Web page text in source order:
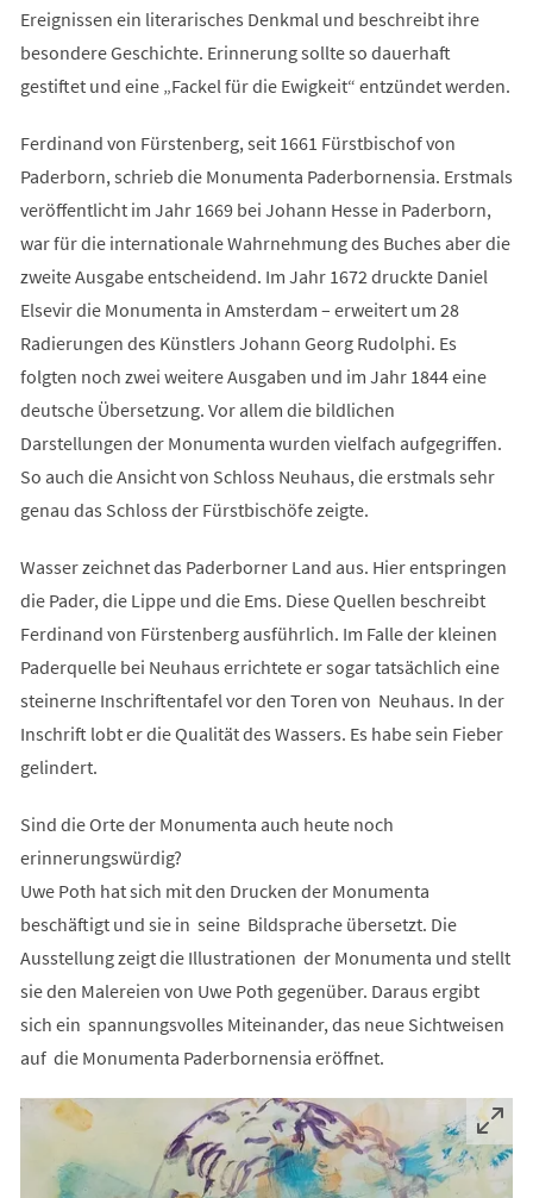
Ereignissen ein literarisches Denkmal und beschreibt ihre
besondere Geschichte. Erinnerung sollte so dauerhaft
gestiftet und eine „Fackel für die Ewigkeit“ entzündet werden.
Ferdinand von Fürstenberg, seit 1661 Fürstbischof von
Paderborn, schrieb die Monumenta Paderbornensia. Erstmals
veröffentlicht im Jahr 1669 bei Johann Hesse in Paderborn,
war für die internationale Wahrnehmung des Buches aber die
zweite Ausgabe entscheidend. Im Jahr 1672 druckte Daniel
Elsevir die Monumenta in Amsterdam – erweitert um 28
Radierungen des Künstlers Johann Georg Rudolphi. Es
folgten noch zwei weitere Ausgaben und im Jahr 1844 eine
deutsche Übersetzung. Vor allem die bildlichen
Darstellungen der Monumenta wurden vielfach aufgegriffen.
So auch die Ansicht von Schloss Neuhaus, die erstmals sehr
genau das Schloss der Fürstbischöfe zeigte.
Wasser zeichnet das Paderborner Land aus. Hier entspringen
die Pader, die Lippe und die Ems. Diese Quellen beschreibt
Ferdinand von Fürstenberg ausführlich. Im Falle der kleinen
Paderquelle bei Neuhaus errichtete er sogar tatsächlich eine
steinerne Inschriftentafel vor den Toren von Neuhaus. In der
Inschrift lobt er die Qualität des Wassers. Es habe sein Fieber
gelindert.
Sind die Orte der Monumenta auch heute noch
erinnerungswürdig?
Uwe Poth hat sich mit den Drucken der Monumenta
beschäftigt und sie in seine Bildsprache übersetzt. Die
Ausstellung zeigt die Illustrationen der Monumenta und stellt
sie den Malereien von Uwe Poth gegenüber. Daraus ergibt
sich ein spannungsvolles Miteinander, das neue Sichtweisen
auf die Monumenta Paderbornensia eröffnet.